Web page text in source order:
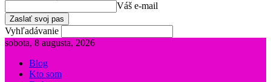
Váš e-mail
Vyhľadávanie
sobota, 8 augusta, 2026
Blog
Kto som